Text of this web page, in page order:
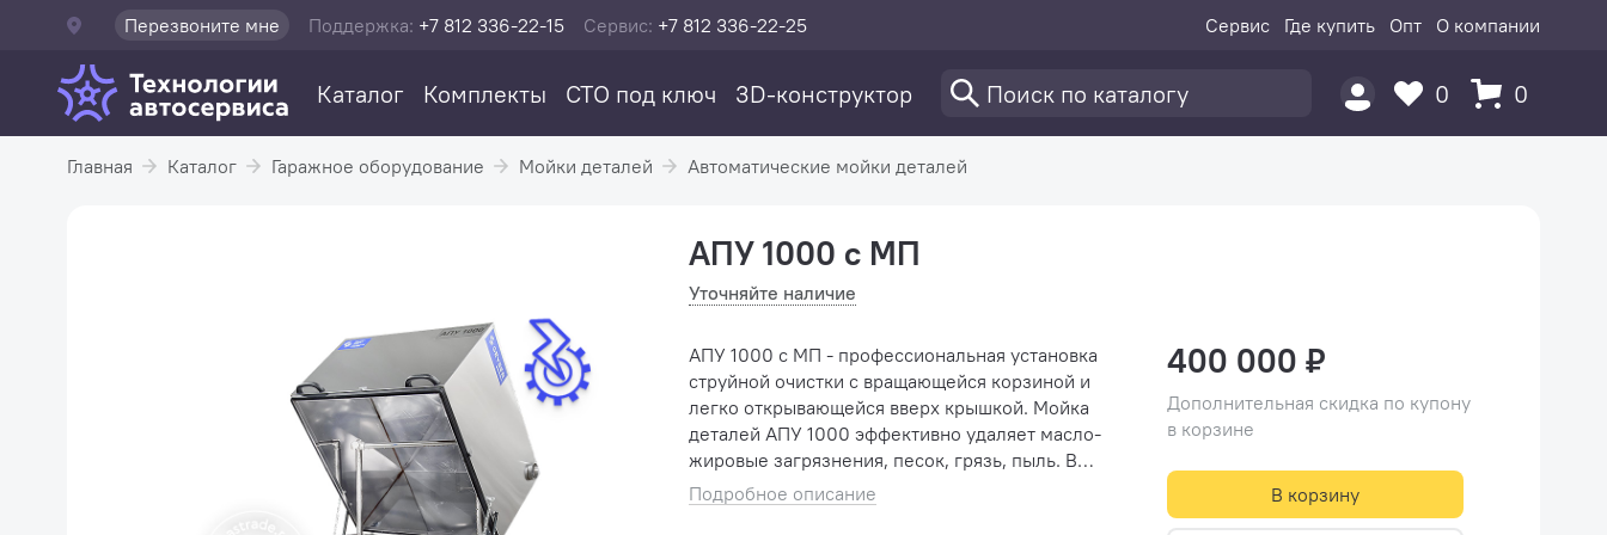
Перезвоните мне Поддержка: +7 812 336-22-15 Сервис: +7 812 336-22-25 Сервис Где купить Опт О компании
Каталог Комплекты СТО под ключ 3D-конструктор 0 0
Главная Каталог Гаражное оборудование Мойки деталей Автоматические мойки деталей
АПУ 1000 с МП
Уточняйте наличие
АПУ 1000 с МП - профессиональная установка
струйной очистки с вращающейся корзиной и
легко открывающейся вверх крышкой. Мойка
деталей АПУ 1000 эффективно удаляет масло-
жировые загрязнения, песок, грязь, пыль. В
комплекте с МП (эл.механическим приводом
корзины) – предназначен �...
Подробное описание
400 000 ₽
Дополнительная скидка по купону
в корзине
В корзину